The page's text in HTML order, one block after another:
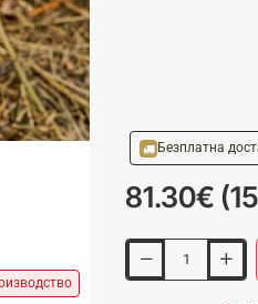
Безплатна
81.30€